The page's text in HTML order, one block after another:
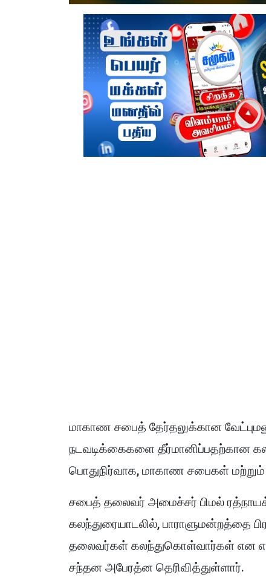
மாகாண சபைத் தேர்தலுக்கான
நடவடிக்கைகளை தீர்மானிப்பதற்கான
பொதுநிர்வாக, மாகாண சபைகள் மற்றும்
சபைத் தலைவர் அமைச்சர் பிமல்
கலந்துரையாடலில், பாராளுமன்றத்தை
தலைவர்கள் கலந்துகொள்வார்கள் என
சந்தன அபேரத்ன தெரிவித்துள்ளார்.